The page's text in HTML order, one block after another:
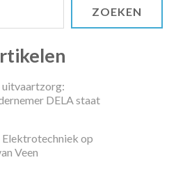
ZOEKEN
uitvaartzorg:
DELA staat
Elektrotechniek op
Veen